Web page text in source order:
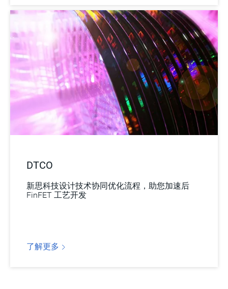
DTCO
新思科技设计技术协同优化流程，助您加速后
FinFET 工艺开发
了解更多